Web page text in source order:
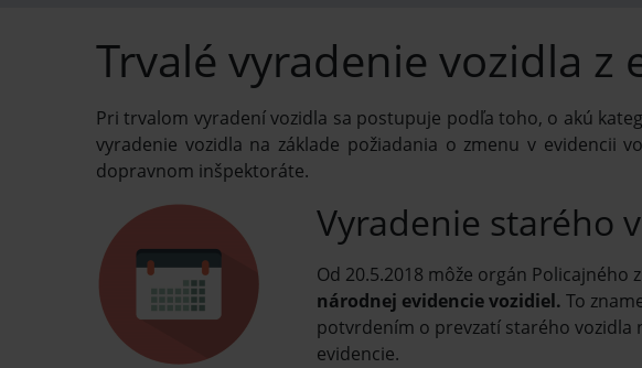
Trvalé vyradenie vozidla z
Pri trvalom vyradení vozidla sa postupuje podľa toho, o akú
vyradenie vozidla na základe požiadania o zmenu v evidencii
dopravnom inšpektoráte.
Vyradenie starého
Od 20.5.2018 môže orgán
národnej evidencie vozidiel. To
potvrdením o prevzatí starého vozidla
evidencie.